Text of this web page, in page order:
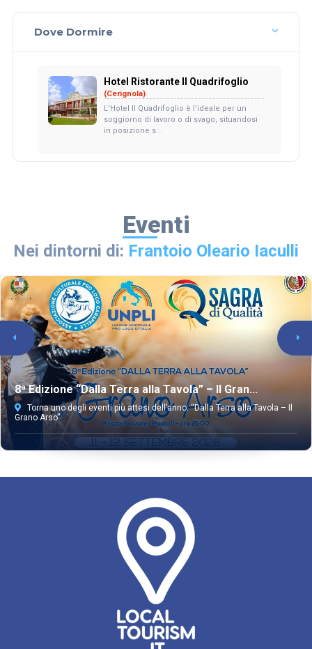
Dove Dormire
Hotel Ristorante Il Quadrifoglio
(Cerignola)
L'Hotel Il Quadrifoglio è l'ideale per un
soggiorno di lavoro o di svago, situandosi
in posizione s...
Eventi
Nei dintorni di: Frantoio Oleario Iaculli
8ª Edizione “Dalla Terra alla Tavola” – Il Gran...
Torna uno degli eventi più attesi dell’anno: “Dalla Terra alla Tavola – Il
Grano Arso”